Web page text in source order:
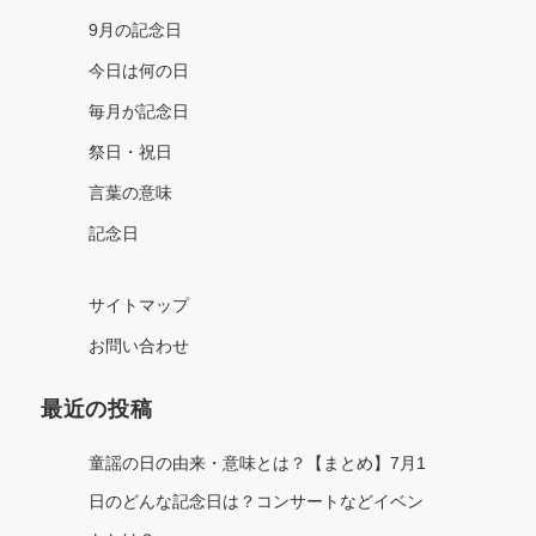
9月の記念日
今日は何の日
毎月が記念日
祭日・祝日
言葉の意味
記念日
サイトマップ
お問い合わせ
最近の投稿
童謡の日の由来・意味とは？【まとめ】7月1
日のどんな記念日は？コンサートなどイベン